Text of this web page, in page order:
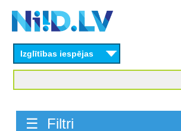
content
Izglītības iespējas
☰ Filtri